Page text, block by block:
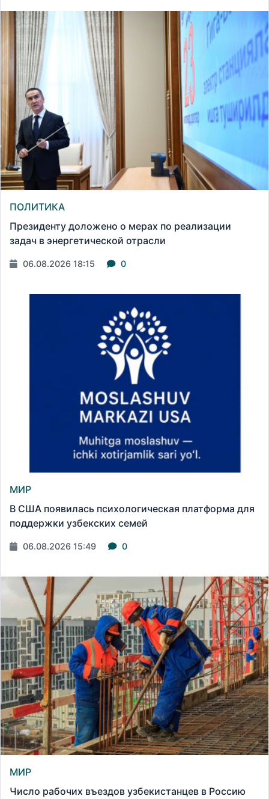
ПОЛИТИКА
Президенту доложено о мерах по реализации
задач в энергетической отрасли
06.08.2026 18:15 0
МИР
В США появилась психологическая платформа для
поддержки узбекских семей
06.08.2026 15:49 0
МИР
Число рабочих въездов узбекистанцев в Россию